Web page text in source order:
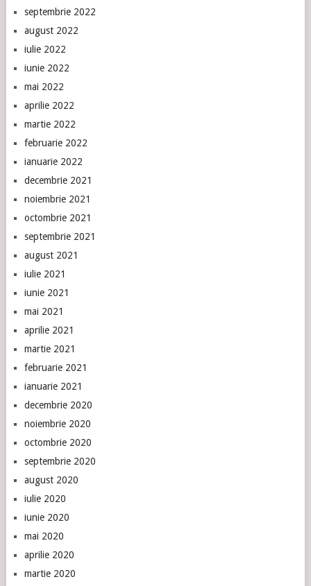
septembrie 2022
august 2022
iulie 2022
iunie 2022
mai 2022
aprilie 2022
martie 2022
februarie 2022
ianuarie 2022
decembrie 2021
noiembrie 2021
octombrie 2021
septembrie 2021
august 2021
iulie 2021
iunie 2021
mai 2021
aprilie 2021
martie 2021
februarie 2021
ianuarie 2021
decembrie 2020
noiembrie 2020
octombrie 2020
septembrie 2020
august 2020
iulie 2020
iunie 2020
mai 2020
aprilie 2020
martie 2020